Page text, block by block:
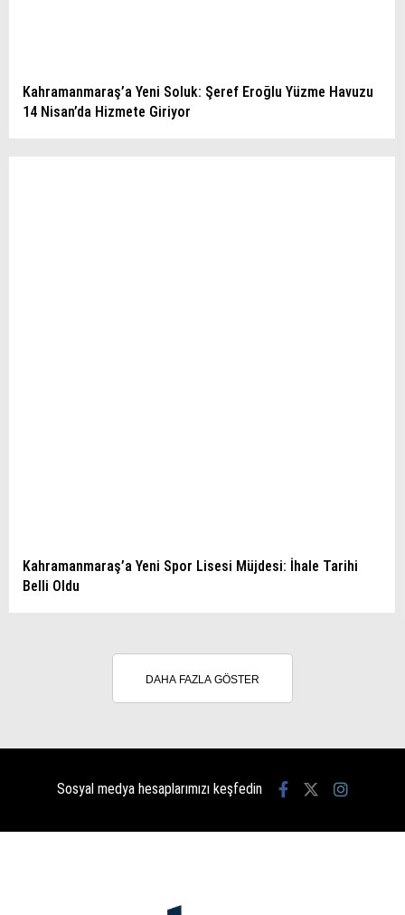
Kahramanmaraş’a Yeni Soluk: Şeref Eroğlu Yüzme Havuzu
14 Nisan’da Hizmete Giriyor
Kahramanmaraş’a Yeni Spor Lisesi Müjdesi: İhale Tarihi
Belli Oldu
DAHA FAZLA GÖSTER
Sosyal medya hesaplarımızı keşfedin